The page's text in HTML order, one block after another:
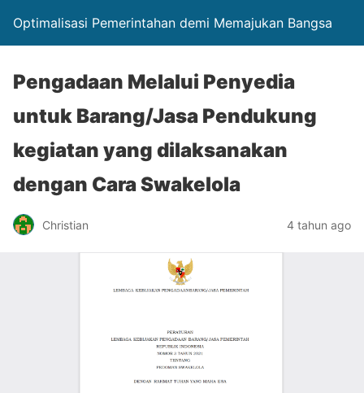
Optimalisasi Pemerintahan demi Memajukan Bangsa
Pengadaan Melalui Penyedia
untuk Barang/Jasa Pendukung
kegiatan yang dilaksanakan
dengan Cara Swakelola
Christian 4 tahun ago